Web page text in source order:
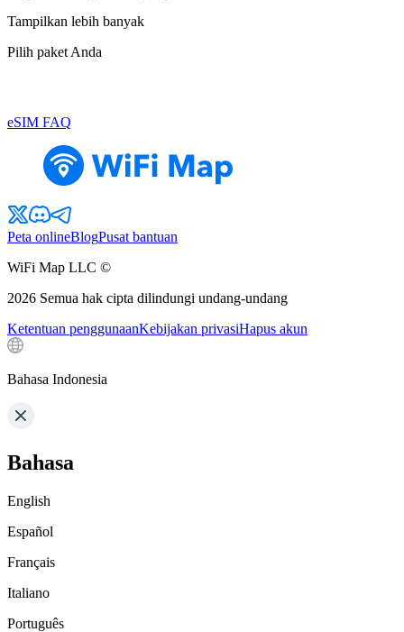
Tampilkan lebih banyak
Pilih paket Anda
eSIM FAQ
Peta onlineBlogPusat bantuan
WiFi Map LLC ©
2026 Semua hak cipta dilindungi undang-undang
Ketentuan penggunaanKebijakan privasiHapus akun
Bahasa Indonesia
Bahasa
English
Español
Français
Italiano
Português